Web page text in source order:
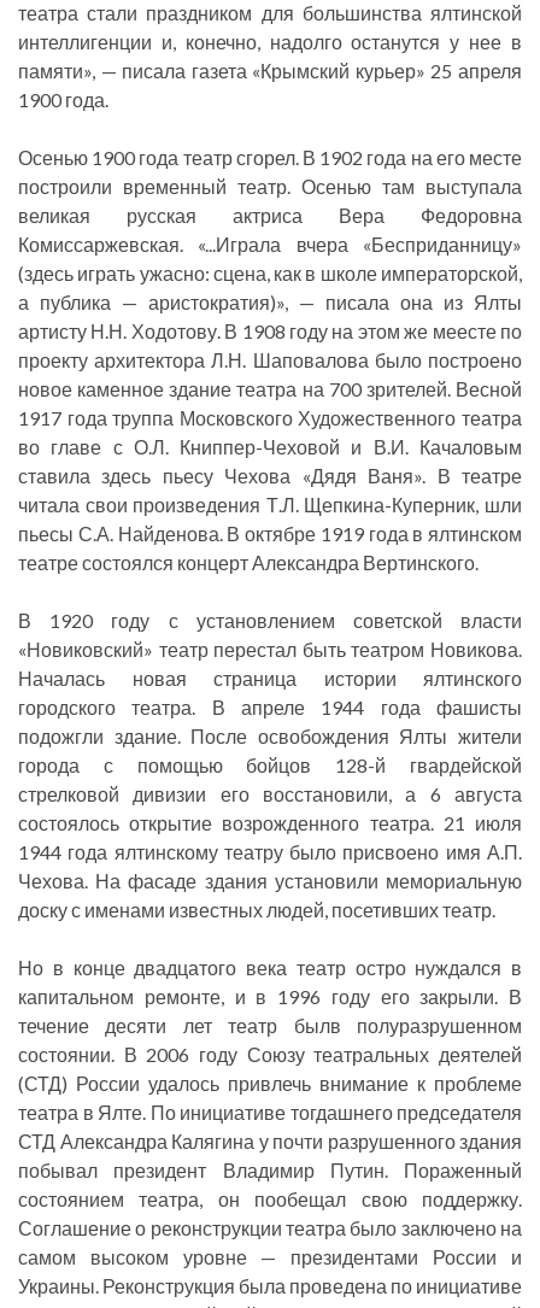
театра стали праздником для большинства ялтинской
интеллигенции и, конечно, надолго останутся у нее в
памяти», — писала газета «Крымский курьер» 25 апреля
1900 года.
Осенью 1900 года театр сгорел. В 1902 года на его месте
построили временный театр. Осенью там выступала
великая русская актриса Вера Федоровна
Комиссаржевская. «...Играла вчера «Бесприданницу»
(здесь играть ужасно: сцена, как в школе императорской,
а публика — аристократия)», — писала она из Ялты
артисту Н.Н. Ходотову. В 1908 году на этом же меесте по
проекту архитектора Л.Н. Шаповалова было построено
новое каменное здание театра на 700 зрителей. Весной
1917 года труппа Московского Художественного театра
во главе с О.Л. Книппер-Чеховой и В.И. Качаловым
ставила здесь пьесу Чехова «Дядя Ваня». В театре
читала свои произведения Т.Л. Щепкина-Куперник, шли
пьесы С.А. Найденова. В октябре 1919 года в ялтинском
театре состоялся концерт Александра Вертинского.
В 1920 году с установлением советской власти
«Новиковский» театр перестал быть театром Новикова.
Началась новая страница истории ялтинского
городского театра. В апреле 1944 года фашисты
подожгли здание. После освобождения Ялты жители
города с помощью бойцов 128-й гвардейской
стрелковой дивизии его восстановили, а 6 августа
состоялось открытие возрожденного театра. 21 июля
1944 года ялтинскому театру было присвоено имя А.П.
Чехова. На фасаде здания установили мемориальную
доску с именами известных людей, посетивших театр.
Но в конце двадцатого века театр остро нуждался в
капитальном ремонте, и в 1996 году его закрыли. В
течение десяти лет театр былв полуразрушенном
состоянии. В 2006 году Союзу театральных деятелей
(СТД) России удалось привлечь внимание к проблеме
театра в Ялте. По инициативе тогдашнего председателя
СТД Александра Калягина у почти разрушенного здания
побывал президент Владимир Путин. Пораженный
состоянием театра, он пообещал свою поддержку.
Соглашение о реконструкции театра было заключено на
самом высоком уровне — президентами России и
Украины. Реконструкция была проведена по инициативе